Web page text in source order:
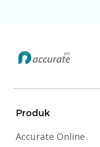
Produk
Accurate Online